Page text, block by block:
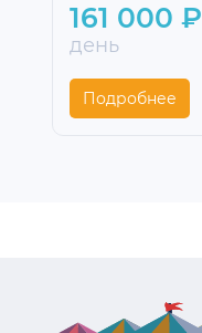
161 000 ₽
день
Подробнее